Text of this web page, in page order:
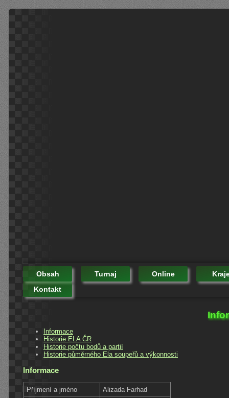
Obsah Turnaj Online
Kontakt
Informace
Historie ELA ČR
Historie počtu bodů a partií
Historie půměrného Ela soupeřů a výkonnosti
Informace
Příjmení a jméno
Alizada Farhad